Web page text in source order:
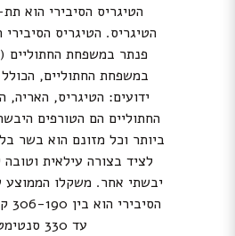
הטיגריס הסיבירי הוא
הטיגריס. הטיגריס הסיבירי
פנתר במשפחת החתוליים
במשפחת החתוליים,
ידועים: הטיגריס, האריה,
החתוליים הם הטורפים
ביותר וכל מזונם הוא בשר
לציד בצורה עילאית
יבשתי אחר. משקלו הממוצע
עד 330 סנטימטר.